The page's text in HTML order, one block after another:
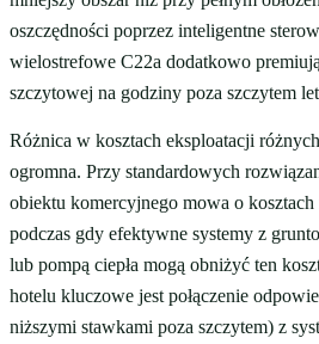
oszczędności poprzez inteligentne
wielostrefowe C22a dodatkowo
szczytowej na godziny poza szczytem
Różnica w kosztach eksploatacji
ogromna. Przy standardowych
obiektu komercyjnego mowa o kosztach
podczas gdy efektywne systemy z
lub pompą ciepła mogą obniżyć ten
hotelu kluczowe jest połączenie
niższymi stawkami poza szczytem) z